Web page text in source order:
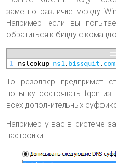
заметно различие между
Например если вы
обратиться к бинду с
1
nslookup ns1 . bissquit . com
То резолвер предпримет
попытку состряпать fqdn
всех дополнительных
Например у вас в системе
настройки: